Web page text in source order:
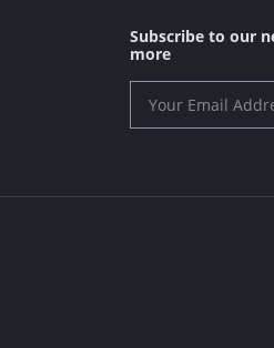
Subscribe to our
more